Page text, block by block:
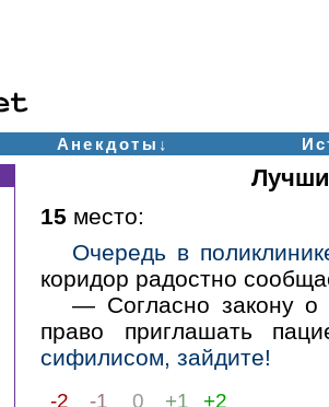
Анекдоты↓
15 место:
Очередь в
коридор радостно
— Согласно закону
право приглашать
сифилисом, зайдите!
-2 -1 0 +1 +2